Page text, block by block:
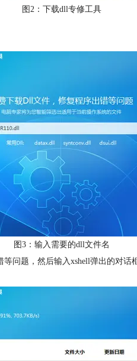
图2：下载dll专修工具
图3：输入需要的dll文件名
问题，然后输入xshell弹出的对话